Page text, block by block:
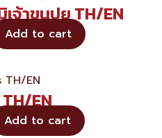
จ้าขนปุย TH/EN
Add to cart
EN
Add to cart